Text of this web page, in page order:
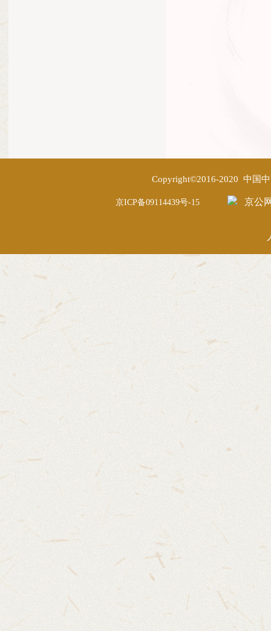
Copyright©2016-2020 中国
京ICP备09114439号-15 京公